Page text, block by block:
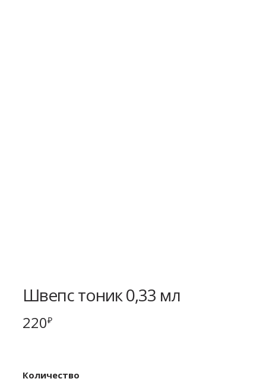
Швепс тоник 0,33 мл
220₽
Количество